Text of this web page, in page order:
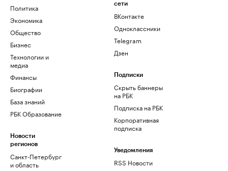
Политика
Экономика
Общество
Бизнес
Технологии и
медиа
Финансы
Биографии
База знаний
РБК Образование
Новости
регионов
Санкт-Петербург
и область
сети
ВКонтакте
Одноклассники
Telegram
Дзен
Подписки
Скрыть баннеры
на РБК
Подписка на РБК
Корпоративная
подписка
Уведомления
RSS Новости